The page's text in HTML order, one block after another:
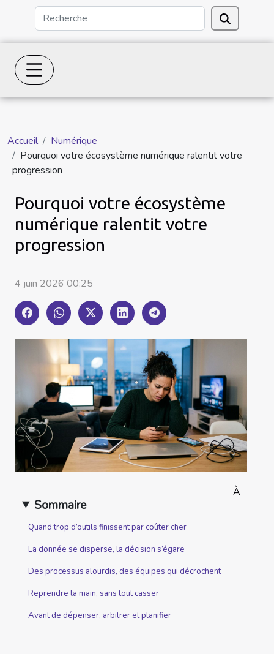
Accueil
Numérique
Pourquoi votre écosystème numérique ralentit votre
progression
Pourquoi votre écosystème
numérique ralentit votre
progression
4 juin 2026 00:25
Sommaire
Quand trop d’outils finissent par coûter cher
La donnée se disperse, la décision s’égare
Des processus alourdis, des équipes qui décrochent
Reprendre la main, sans tout casser
Avant de dépenser, arbitrer et planifier
À